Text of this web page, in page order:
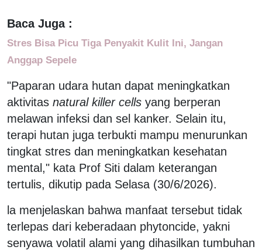
Baca Juga :
Stres Bisa Picu Tiga Penyakit Kulit Ini, Jangan
Anggap Sepele
"Paparan udara hutan dapat meningkatkan
aktivitas natural killer cells yang berperan
melawan infeksi dan sel kanker. Selain itu,
terapi hutan juga terbukti mampu menurunkan
tingkat stres dan meningkatkan kesehatan
mental," kata Prof Siti dalam keterangan
tertulis, dikutip pada Selasa (30/6/2026).
la menjelaskan bahwa manfaat tersebut tidak
terlepas dari keberadaan phytoncide, yakni
senyawa volatil alami yang dihasilkan tumbuhan